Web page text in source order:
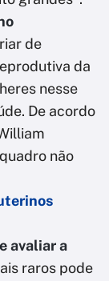
de
da
nesse
De acordo
não
avaliar a
raros pode